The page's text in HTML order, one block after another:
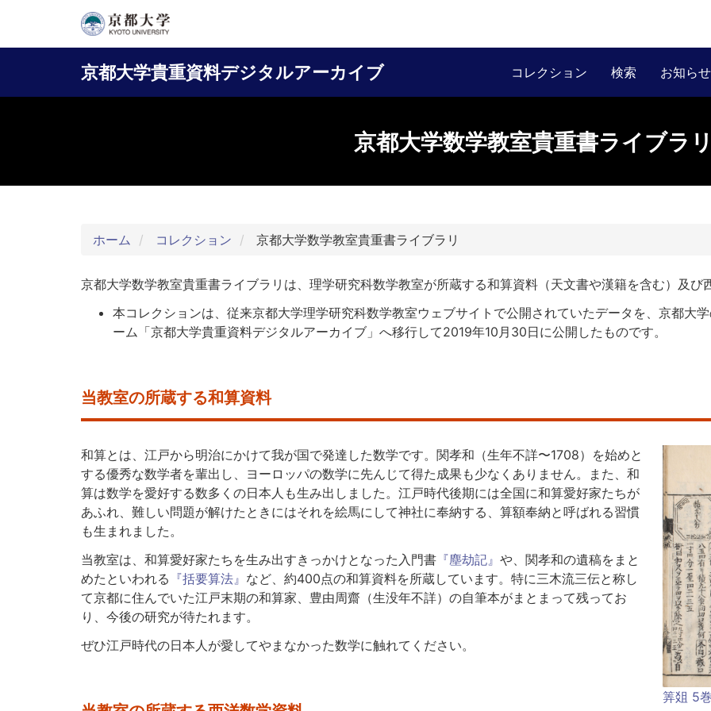
ン
移
京都大学貴重資料デジタルアーカイブ
Main
navigation
コレクション 検索 お知らせ
京都大学数学教室貴重書ライブラ
ホーム コレクション 京都大学数学教室貴重書ライブラリ
京都大学数学教室貴重書ライブラリは、理学研究科数学教室が所蔵する和算資料（天文書や漢籍を含む）及び
本コレクションは、従来京都大学理学研究科数学教室ウェブサイトで公開されていたデータを、京都大
ーム「京都大学貴重資料デジタルアーカイブ」へ移行して2019年10月30日に公開したものです。
当教室の所蔵する和算資料
筭爼 5
和算とは、江戸から明治にかけて我が国で発達した数学です。関孝和（生年不詳〜1708）を始めと
する優秀な数学者を輩出し、ヨーロッパの数学に先んじて得た成果も少なくありません。また、和
算は数学を愛好する数多くの日本人も生み出しました。江戸時代後期には全国に和算愛好家たちが
あふれ、難しい問題が解けたときにはそれを絵馬にして神社に奉納する、算額奉納と呼ばれる習慣
も生まれました。
当教室は、和算愛好家たちを生み出すきっかけとなった入門書 『塵劫記』 や、関孝和の遺稿をまと
めたといわれる 『括要算法』 など、約400点の和算資料を所蔵しています。特に三木流三伝と称し
て京都に住んでいた江戸末期の和算家、豊由周齋（生没年不詳）の自筆本がまとまって残ってお
り、今後の研究が待たれます。
ぜひ江戸時代の日本人が愛してやまなかった数学に触れてください。